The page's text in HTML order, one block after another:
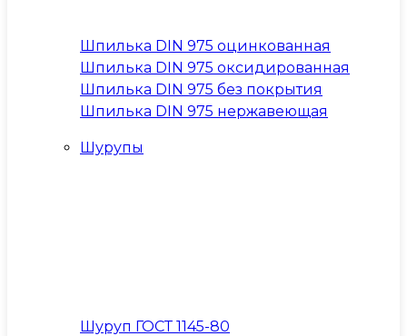
Шпилька DIN 975 оцинкованная
Шпилька DIN 975 оксидированная
Шпилька DIN 975 без покрытия
Шпилька DIN 975 нержавеющая
Шурупы
Шуруп ГОСТ 1145-80